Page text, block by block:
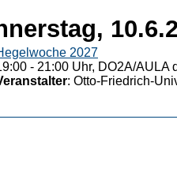
2027
- 21:00 Uhr, DO2A/
: Otto-Friedrich-